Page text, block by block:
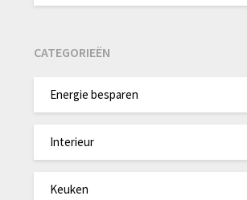
CATEGORIEËN
Energie besparen
Interieur
Keuken